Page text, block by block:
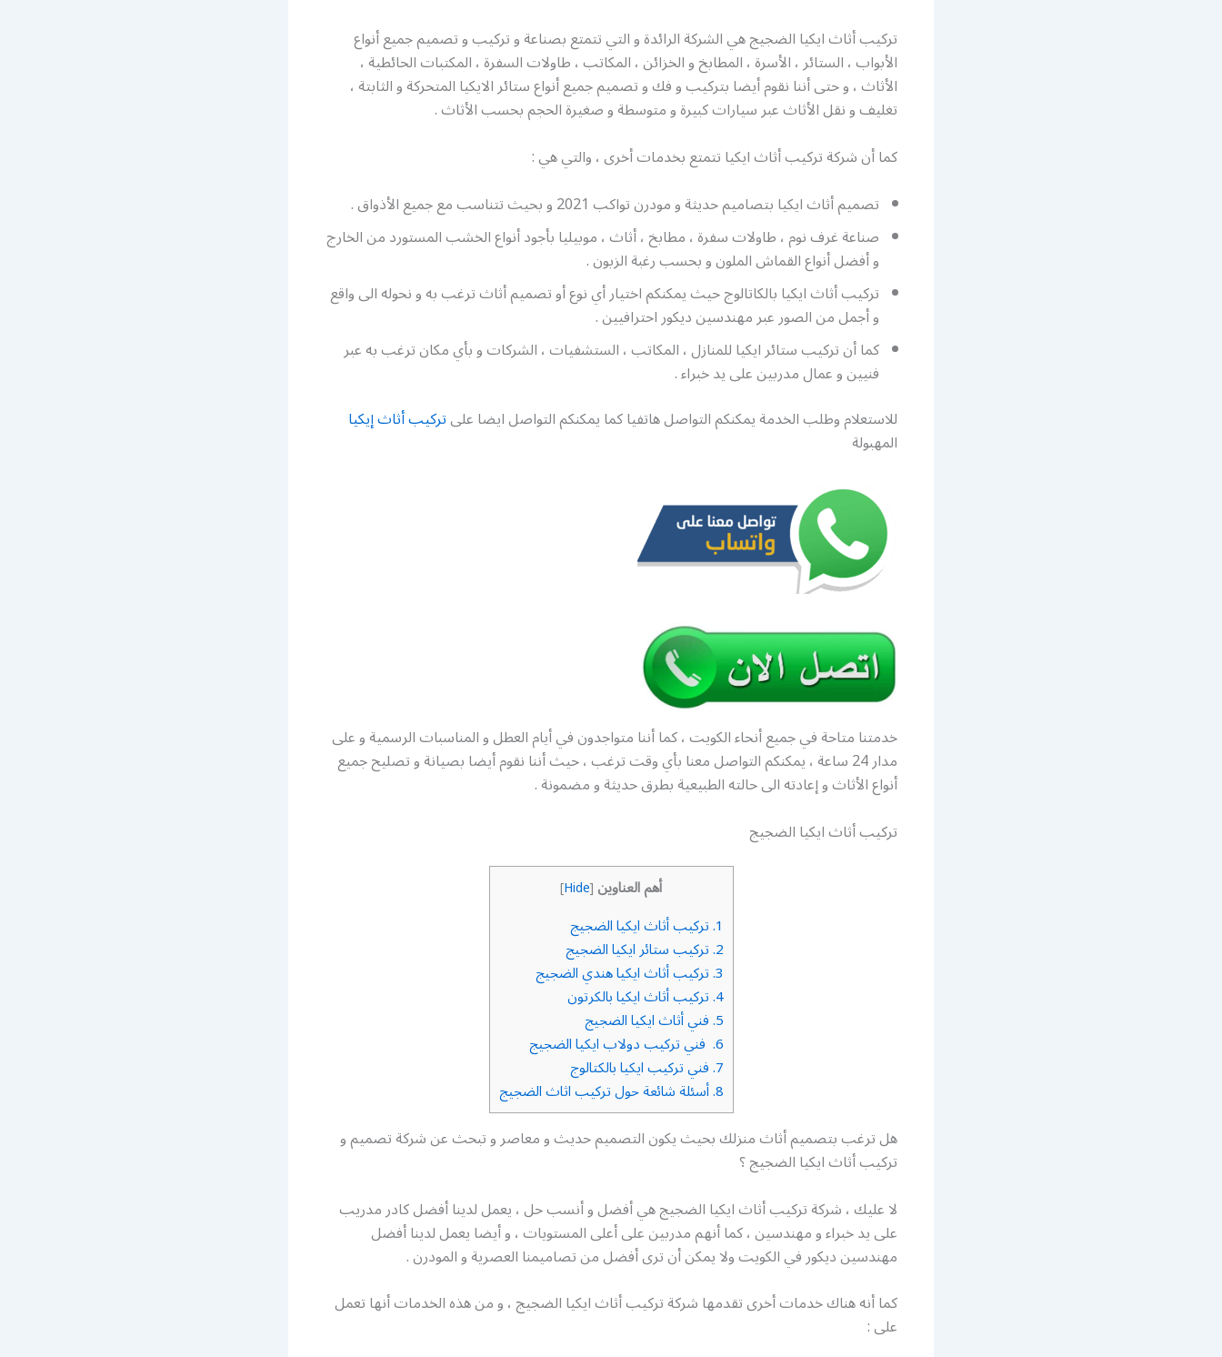
تركيب أثاث ايكيا الضجيج هي الشركة الرائدة و التي تتمتع بصناعة و تركيب و تصميم جميع أنواع
الأبواب ، الستائر ، الأسرة ، المطابخ و الخزائن ، المكاتب ، طاولات السفرة ، المكتبات الحائطية ،
الأثاث ، و حتى أننا نقوم أيضا بتركيب و فك و تصميم جميع أنواع ستائر الايكيا المتحركة و الثابتة ،
تغليف و نقل الأثاث عبر سيارات كبيرة و متوسطة و صغيرة الحجم بحسب الأثاث .
كما أن شركة تركيب أثاث ايكيا تتمتع بخدمات أخرى ، والتي هي :
تصميم أثاث ايكيا بتصاميم حديثة و مودرن تواكب 2021 و بحيث تتناسب مع جميع الأذواق .
صناعة غرف نوم ، طاولات سفرة ، مطابخ ، أثاث ، موبيليا بأجود أنواع الخشب المستورد من الخارج
و أفضل أنواع القماش الملون و بحسب رغبة الزبون .
تركيب أثاث ايكيا بالكاتالوج حيث يمكنكم اختيار أي نوع أو تصميم أثاث ترغب به و نحوله الى واقع
و أجمل من الصور عبر مهندسين ديكور احترافيين .
كما أن تركيب ستائر ايكيا للمنازل ، المكاتب ، الستشفيات ، الشركات و بأي مكان ترغب به عبر
فنيين و عمال مدربين على يد خبراء .
للاستعلام وطلب الخدمة يمكنكم التواصل هاتفيا كما يمكنكم التواصل ايضا علىتركيب أثاث إيكيا
المهبولة
خدمتنا متاحة في جميع أنحاء الكويت ، كما أننا متواجدون في أيام العطل و المناسبات الرسمية و على
مدار 24 ساعة ، يمكنكم التواصل معنا بأي وقت ترغب ، حيث أننا نقوم أيضا بصيانة و تصليح جميع
أنواع الأثاث و إعادته الى حالته الطبيعية بطرق حديثة و مضمونة .
تركيب أثاث ايكيا الضجيج
أهم العناوين [
Hide
]
1. تركيب أثاث ايكيا الضجيج
2. تركيب ستائر ايكيا الضجيج
3. تركيب أثاث ايكيا هندي الضجيج
4. تركيب أثاث ايكيا بالكرتون
5. فني أثاث ايكيا الضجيج
6. فني تركيب دولاب ايكيا الضجيج
7. فني تركيب ايكيا بالكتالوج
8. أسئلة شائعة حول تركيب اثاث الضجيج
هل ترغب بتصميم أثاث منزلك بحيث يكون التصميم حديث و معاصر و تبحث عن شركة تصميم و
تركيب أثاث ايكيا الضجيج ؟
لا عليك ، شركة تركيب أثاث ايكيا الضجيج هي أفضل و أنسب حل ، يعمل لدينا أفضل كادر مدريب
على يد خبراء و مهندسين ، كما أنهم مدربين على أعلى المستويات ، و أيضا يعمل لدينا أفضل
مهندسين ديكور في الكويت ولا يمكن أن ترى أفضل من تصاميمنا العصرية و المودرن .
كما أنه هناك خدمات أخرى تقدمها شركة تركيب أثاث ايكيا الضجيج ، و من هذه الخدمات أنها تعمل
على :